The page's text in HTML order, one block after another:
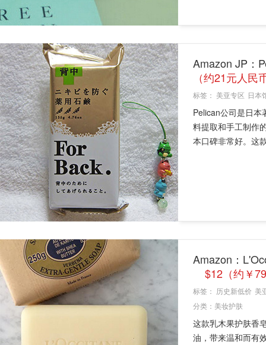
Amazon JP：
（约21元人民
标签： 美亚专区 日本
Pelican公司是日本
料提取和手工制作
本口碑非常好。这
Amazon：
$12（约￥
标签： 历史新低价 美
分类： 美妆护肤
这款乳木果护肤香
油，带来温和而有